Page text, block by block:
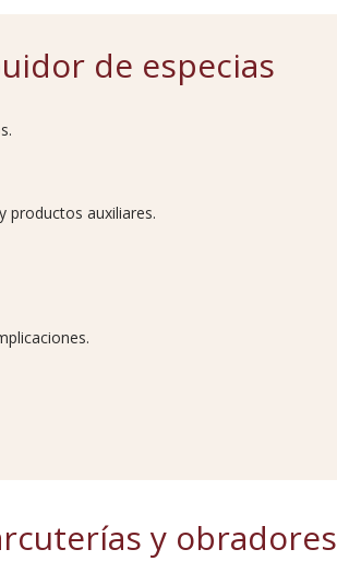
de especias
productos auxiliares.
y obradores